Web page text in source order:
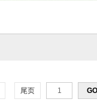
尾页